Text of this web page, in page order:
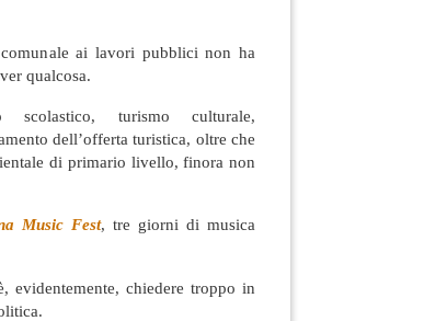
ai lavori pubblici non ha
qualcosa.
scolastico, turismo culturale,
dell’offerta turistica, oltre che
di primario livello, finora non
Music Fest, tre giorni di musica
evidentemente, chiedere troppo in